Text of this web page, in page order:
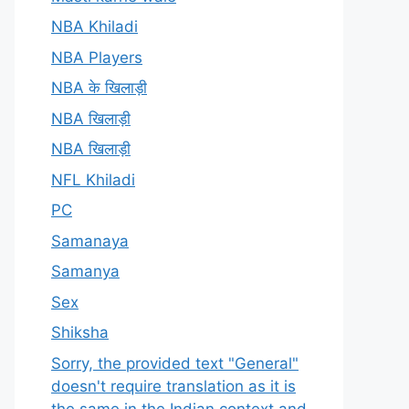
NBA Khiladi
NBA Players
NBA के खिलाड़ी
NBA खिलाड़ी
NBA खिलाड़ी
NFL Khiladi
PC
Samanaya
Samanya
Sex
Shiksha
Sorry, the provided text "General"
doesn't require translation as it is